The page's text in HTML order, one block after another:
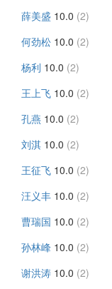
薛美盛 10.0 (2)
何劲松 10.0 (2)
杨利 10.0 (2)
王上飞 10.0 (2)
孔燕 10.0 (2)
刘淇 10.0 (2)
王征飞 10.0 (2)
汪义丰 10.0 (2)
曹瑞国 10.0 (2)
孙林峰 10.0 (2)
谢洪涛 10.0 (2)